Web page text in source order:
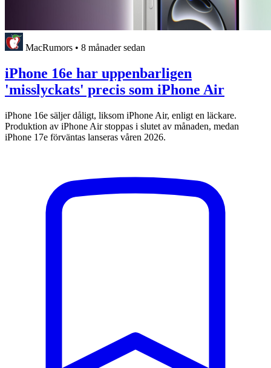
MacRumors • 8 månader sedan
iPhone 16e har uppenbarligen
'misslyckats' precis som iPhone Air
iPhone 16e säljer dåligt, liksom iPhone Air, enligt en läckare.
Produktion av iPhone Air stoppas i slutet av månaden, medan
iPhone 17e förväntas lanseras våren 2026.